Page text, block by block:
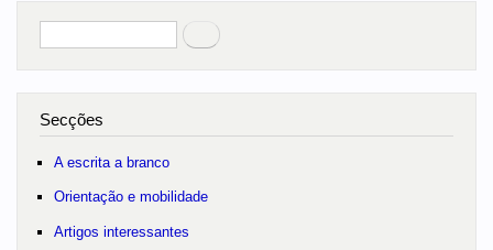
Pesquisar
no portal
Secções
A escrita a branco
Orientação e mobilidade
Artigos interessantes